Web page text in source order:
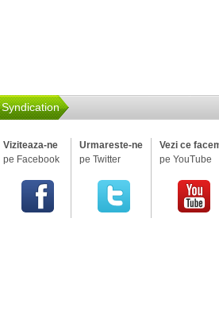
Syndication
Viziteaza-ne
pe Facebook
Urmareste-ne
pe Twitter
Vezi ce
pe YouTube